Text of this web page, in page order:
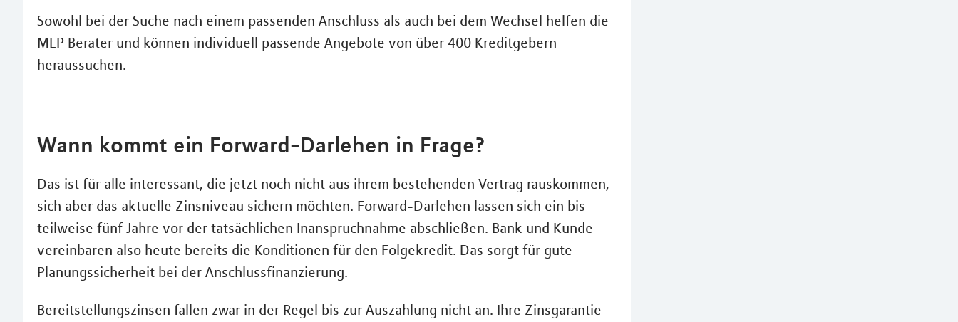
Sowohl bei der Suche nach einem passenden Anschluss als auch bei dem Wechsel helfen die
MLP Berater und können individuell passende Angebote von über 400 Kreditgebern
heraussuchen.
Wann kommt ein Forward-Darlehen in Frage?
Das ist für alle interessant, die jetzt noch nicht aus ihrem bestehenden Vertrag rauskommen,
sich aber das aktuelle Zinsniveau sichern möchten. Forward-Darlehen lassen sich ein bis
teilweise fünf Jahre vor der tatsächlichen Inanspruchnahme abschließen. Bank und Kunde
vereinbaren also heute bereits die Konditionen für den Folgekredit. Das sorgt für gute
Planungssicherheit bei der Anschlussfinanzierung.
Bereitstellungszinsen fallen zwar in der Regel bis zur Auszahlung nicht an. Ihre Zinsgarantie